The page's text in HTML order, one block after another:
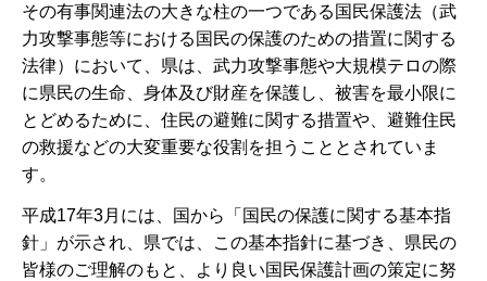
その有事関連法の大きな柱の一つである国民保護法（武
力攻撃事態等における国民の保護のための措置に関する
法律）において、県は、武力攻撃事態や大規模テロの際
に県民の生命、身体及び財産を保護し、被害を最小限に
とどめるために、住民の避難に関する措置や、避難住民
の救援などの大変重要な役割を担うこととされていま
す。
平成17年3月には、国から「国民の保護に関する基本指
針」が示され、県では、この基本指針に基づき、県民の
皆様のご理解のもと、より良い国民保護計画の策定に努